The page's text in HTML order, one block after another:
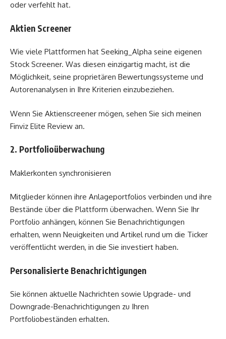
oder verfehlt hat.
Aktien Screener
Wie viele Plattformen hat Seeking_Alpha seine eigenen
Stock Screener. Was diesen einzigartig macht, ist die
Möglichkeit, seine proprietären Bewertungssysteme und
Autorenanalysen in Ihre Kriterien einzubeziehen.
Wenn Sie Aktienscreener mögen, sehen Sie sich meinen
Finviz Elite Review an.
2. Portfolioüberwachung
Maklerkonten synchronisieren
Mitglieder können ihre Anlageportfolios verbinden und ihre
Bestände über die Plattform überwachen. Wenn Sie Ihr
Portfolio anhängen, können Sie Benachrichtigungen
erhalten, wenn Neuigkeiten und Artikel rund um die Ticker
veröffentlicht werden, in die Sie investiert haben.
Personalisierte Benachrichtigungen
Sie können aktuelle Nachrichten sowie Upgrade- und
Downgrade-Benachrichtigungen zu Ihren
Portfoliobeständen erhalten.